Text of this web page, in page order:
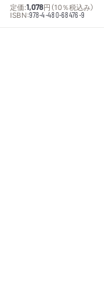
定価:1,078円 （10％税込み）
ISBN:978-4-480-68476-9